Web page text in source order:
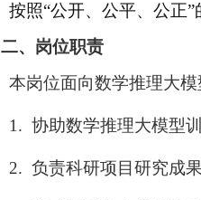
按照“公开、公平、公正”
二、 岗位职责
本岗位面向数学推理大
1.协助数学推理大模型
2.负责科研项目研究成